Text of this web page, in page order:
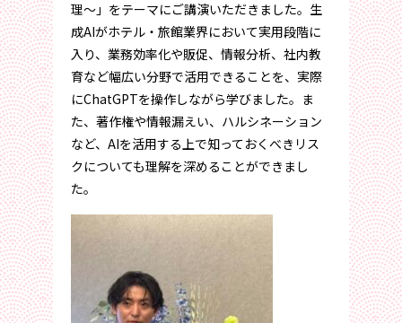
理～」をテーマにご講演いただきました。生
成AIがホテル・旅館業界において実用段階に
入り、業務効率化や販促、情報分析、社内教
育など幅広い分野で活用できることを、実際
にChatGPTを操作しながら学びました。ま
た、著作権や情報漏えい、ハルシネーション
など、AIを活用する上で知っておくべきリス
クについても理解を深めることができまし
た。